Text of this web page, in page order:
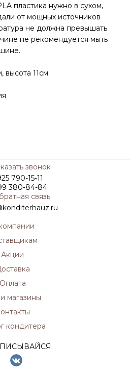
пластика нужно в сухом,
от мощных источников
не должна превышать
не рекомендуется мыть
высота 11см
звонок
790-15-11
380-84-84
связь
Акции
Оплата
магазины
кондитера